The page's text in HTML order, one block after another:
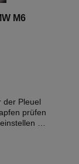
M6
der Pleuel
prüfen
-